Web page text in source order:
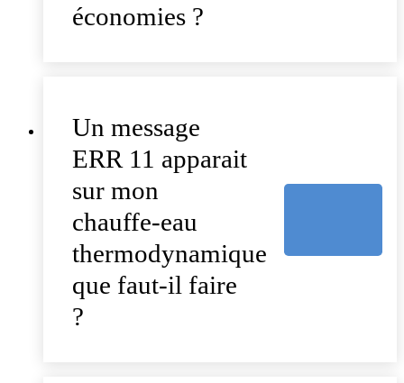
économies ?
Un message
ERR 11 apparait
sur mon
chauffe-eau
thermodynamique
que faut-il faire
?